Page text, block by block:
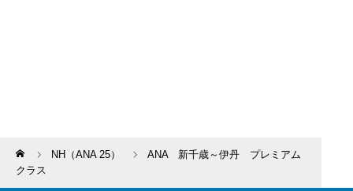
Home NH（ANA 25）
ANA 新千歳～伊丹 プレミアム
クラス